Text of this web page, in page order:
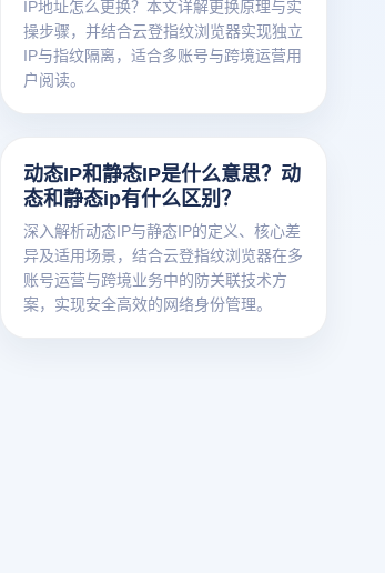
IP地址怎么更换？本文详解更换原理与实
操步骤，并结合云登指纹浏览器实现独立
IP与指纹隔离，适合多账号与跨境运营用
户阅读。
动态IP和静态IP是什么意思？动
态和静态ip有什么区别？
深入解析动态IP与静态IP的定义、核心差
异及适用场景，结合云登指纹浏览器在多
账号运营与跨境业务中的防关联技术方
案，实现安全高效的网络身份管理。